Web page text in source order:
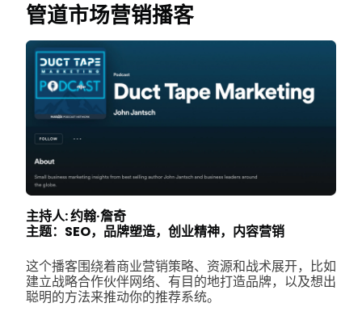
管道市场营销播客
主持人: 约翰·詹奇
主题：SEO，品牌塑造，创业精神，内容营销
这个播客围绕着商业营销策略、资源和战术展开，比如
建立战略合作伙伴网络、有目的地打造品牌，以及想出
聪明的方法来推动你的推荐系统。